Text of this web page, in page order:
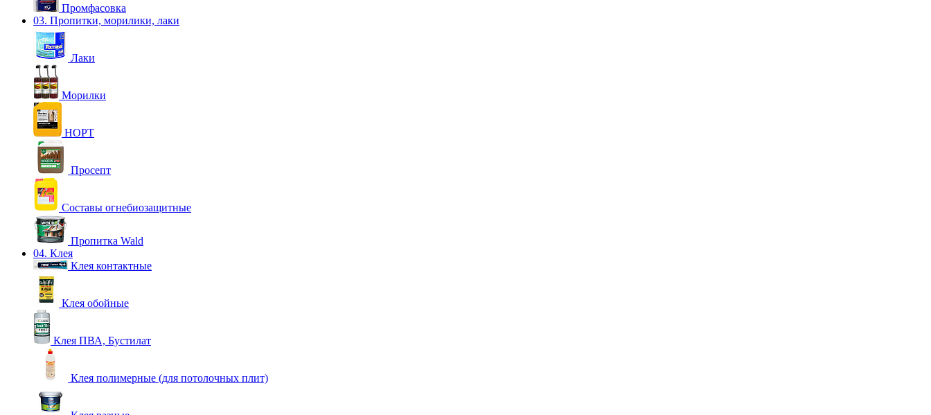
Промфасовка
03. Пропитки, морилики, лаки
Лаки
Морилки
НОРТ
Просепт
Составы огнебиозащитные
Пропитка Wald
04. Клея
Клея контактные
Клея обойные
Клея ПВА, Бустилат
Клея полимерные (для потолочных плит)